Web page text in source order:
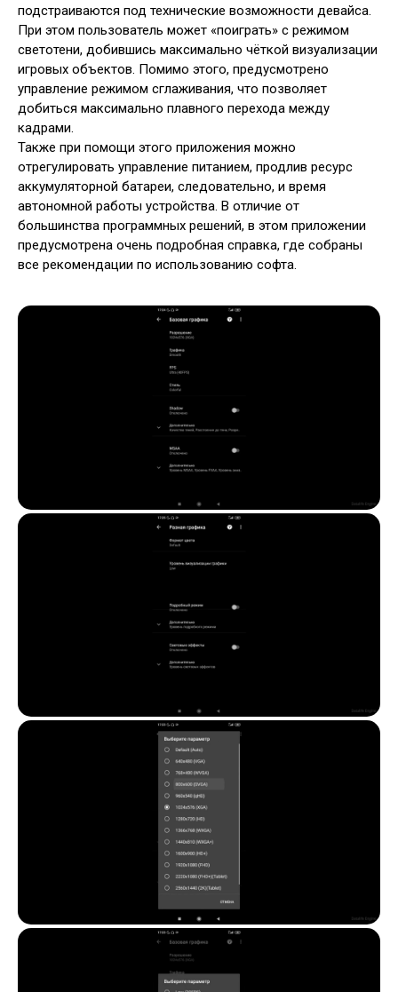
подстраиваются под технические возможности девайса.
При этом пользователь может «поиграть» с режимом
светотени, добившись максимально чёткой визуализации
игровых объектов. Помимо этого, предусмотрено
управление режимом сглаживания, что позволяет
добиться максимально плавного перехода между
кадрами.
Также при помощи этого приложения можно
отрегулировать управление питанием, продлив ресурс
аккумуляторной батареи, следовательно, и время
автономной работы устройства. В отличие от
большинства программных решений, в этом приложении
предусмотрена очень подробная справка, где собраны
все рекомендации по использованию софта.